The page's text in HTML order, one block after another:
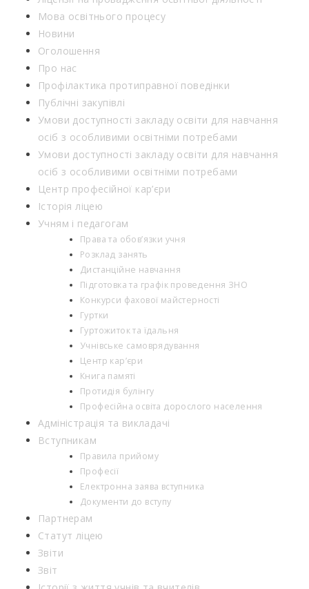
Мова освітнього процесу
Новини
Оголошення
Про нас
Профілактика протиправної поведінки
Публічні закупівлі
Умови доступності закладу освіти для навчання
осіб з особливими освітніми потребами
Умови доступності закладу освіти для навчання
осіб з особливими освітніми потребами
Центр професійної кар’єри
Історія ліцею
Учням і педагогам
Права та обов’язки учня
Розклад занять
Дистанційне навчання
Підготовка та графік проведення ЗНО
Конкурси фахової майстерності
Гуртки
Гуртожиток та їдальня
Учнівське самоврядування
Центр кар’єри
Книга памяті
Протидія булінгу
Професійна освіта дорослого населення
Адміністрація та викладачі
Вступникам
Правила прийому
Професії
Електронна заява вступника
Документи до вступу
Партнерам
Статут ліцею
Звіти
Звіт